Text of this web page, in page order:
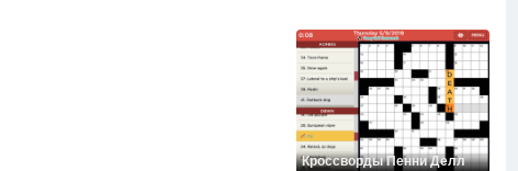
Кроссворды Пенни Делл